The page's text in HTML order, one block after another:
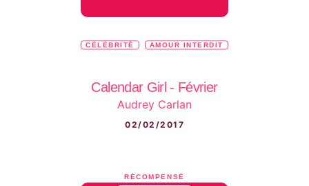
CÉLÉBRITÉ AMOUR INTERDIT
Calendar Girl - Février
Audrey Carlan
02/02/2017
RÉCOMPENSÉ